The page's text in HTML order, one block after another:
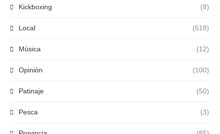
Kickboxing (8)
Local (518)
Música (12)
Opinión (100)
Patinaje (50)
Pesca (3)